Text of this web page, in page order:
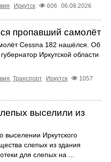
Иркутск 606 06.08.2026
пропавший самолёт
Cessna 182 нашёлся. Об
Иркутской области
Транспорт Иркутск
1057
выселили из
Иркутского
слепых из здания
для слепых на ...